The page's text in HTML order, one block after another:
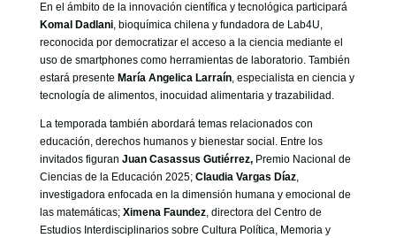
En el ámbito de la innovación científica y tecnológica participará
Komal Dadlani, bioquímica chilena y fundadora de Lab4U,
reconocida por democratizar el acceso a la ciencia mediante el
uso de smartphones como herramientas de laboratorio. También
estará presente María Angelica Larraín, especialista en ciencia y
tecnología de alimentos, inocuidad alimentaria y trazabilidad.
La temporada también abordará temas relacionados con
educación, derechos humanos y bienestar social. Entre los
invitados figuran Juan Casassus Gutiérrez,Premio Nacional de
Ciencias de la Educación 2025; Claudia Vargas Díaz,
investigadora enfocada en la dimensión humana y emocional de
las matemáticas; Ximena Faundez, directora del Centro de
Estudios Interdisciplinarios sobre Cultura Política, Memoria y